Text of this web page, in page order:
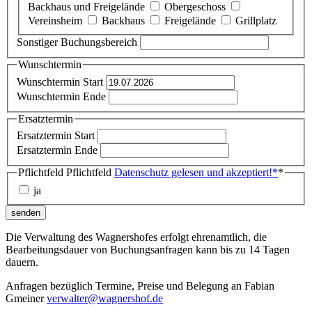
Backhaus und Freigelände
Obergeschoss
Vereinsheim
Backhaus Freigelände
Grillplatz
Sonstiger Buchungsbereich
Wunschtermin
Wunschtermin Start
Wunschtermin Ende
Ersatztermin
Ersatztermin Start
Ersatztermin Ende
Pflichtfeld Pflichtfeld Datenschutz gelesen und akzeptiert!**
ja
senden
Die Verwaltung des Wagnershofes erfolgt ehrenamtlich, die
Bearbeitungsdauer von Buchungsanfragen kann bis zu 14 Tagen
dauern.
Anfragen bezüglich Termine, Preise und Belegung an Fabian
Gmeinerverwalter@wagnershof.de